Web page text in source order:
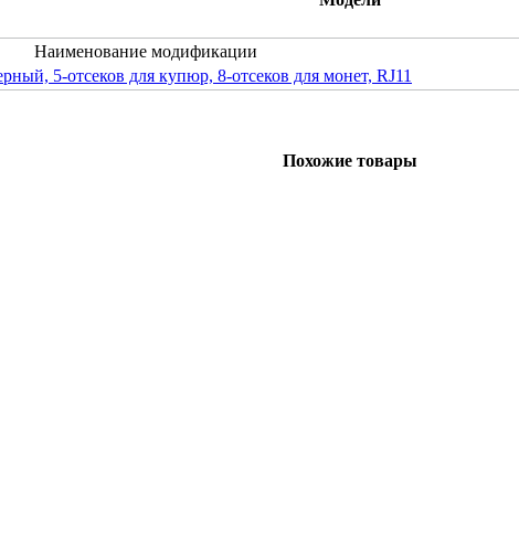
Наименование модификации
5-отсеков для купюр, 8-отсеков для монет, RJ11
Похожие товары